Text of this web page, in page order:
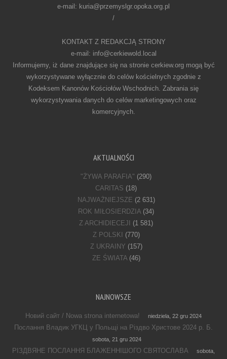
e-mail: kuria@przemyslgr.opoka.org.pl
/
KONTAKT Z REDAKCJĄ STRONY
e-mail: info@cerkiewold.local
Informujemy, iż dane znajdujące się na stronie cerkiew.org mogą być
wykorzystywane wyłącznie do celów kościelnych zgodnie z
Kodeksem Kanonów Kościołów Wschodnich. Zabrania się
wykorzystywania danych do celów marketingowych oraz
komercyjnych.
AKTUALNOŚCI
"ŻYWA PARAFIA" (290)
CARITAS (18)
NAJWAŻNIEJSZE (2 631)
ROK MIŁOSIERDZIA(34)
Z ARCHIDIECEJI
(1 581)
Z POLSKI
(770)
Z UKRAINY (157)
ZE ŚWIATA(46)
NAJNOWSZE
Новий сайт / Nowa strona internetowa! niedziela, 22 gru 2024
Послання Владик УГКЦ у Польщі на Різдво Христове 2024 р. Б.
sobota, 21 gru 2024
РІЗДВЯНЕ ПОСЛАННЯ БЛАЖЕННІШОГО СВЯТОСЛАВА sobota,